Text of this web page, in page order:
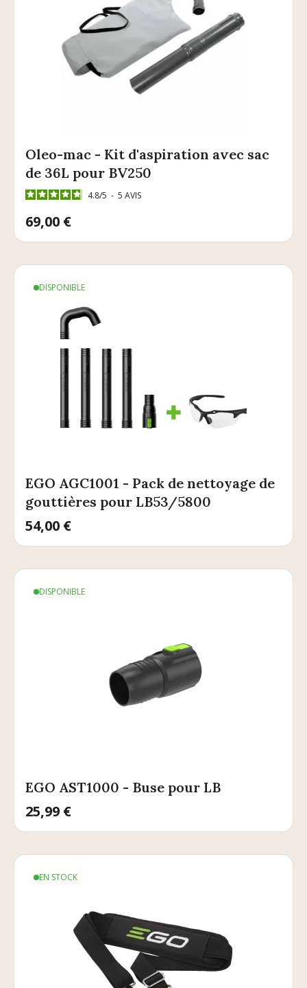
Oleo-mac - Kit d'aspiration avec sac
de 36L pour BV250
4.8/5 - 5 AVIS
Prix
69,00 €
DISPONIBLE
EGO AGC1001 - Pack de nettoyage de
gouttières pour LB53/5800
Prix
54,00 €
DISPONIBLE
EGO AST1000 - Buse pour LB
Prix
25,99 €
EN STOCK